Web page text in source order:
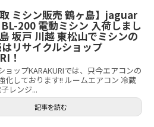
取 ミシン販売 鶴ヶ島】jaguar
200 電動ミシン 入荷しまし
坂戸 川越 東松山でミシンの
リサイクルショップ
！
ョップKARAKURIでは、只今エアコンの
化しております!! ルームエアコン 冷蔵
レンジ...
記事を読む